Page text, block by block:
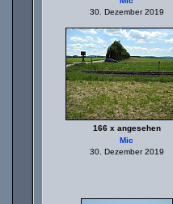
30. Dezember 2019
166 x angesehen
Mic
30. Dezember 2019